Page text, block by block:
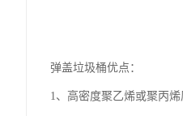
弹盖垃圾桶优点：
1、高密度聚乙烯或聚丙烯